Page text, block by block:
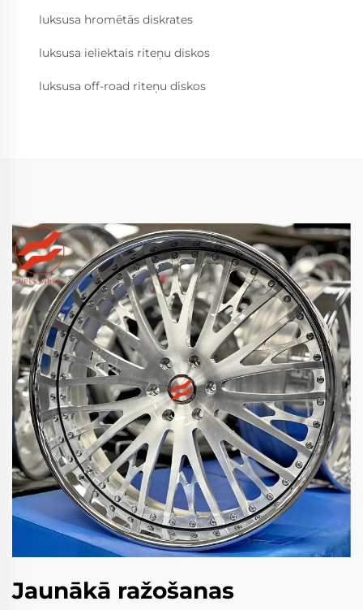
luksusa hromētās diskrates
luksusa ieliektais riteņu diskos
luksusa off-road riteņu diskos
Jaunākā ražošanas